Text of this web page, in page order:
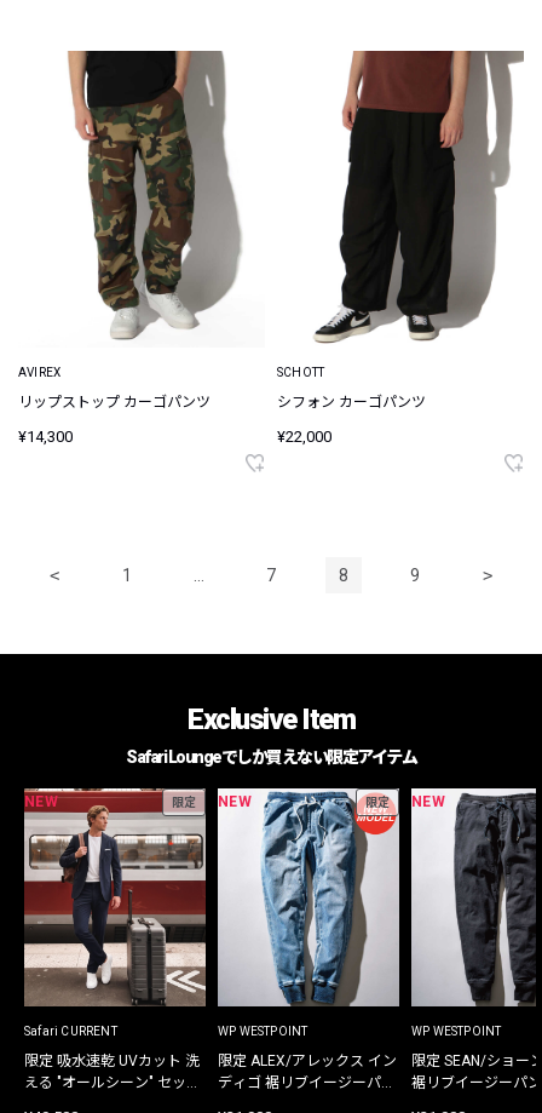
AVIREX
リップストップ カーゴパンツ
¥14,300
SCHOTT
シフォン カーゴパンツ
¥22,000
< 1 7 8 9 >
Exclusive Item
Safari Loungeでしか買えない限定アイテム
NEW 限定
Safari CURRENT
限定 吸水速乾 UVカット 洗
える "オールシーン" セット
NEW 限定
WP WESTPOINT
限定 ALEX/アレックス イン
ディゴ 裾リブイージーパン
NEW
WP WESTPOINT
限定 SEAN/ショー
裾リブイージーパ